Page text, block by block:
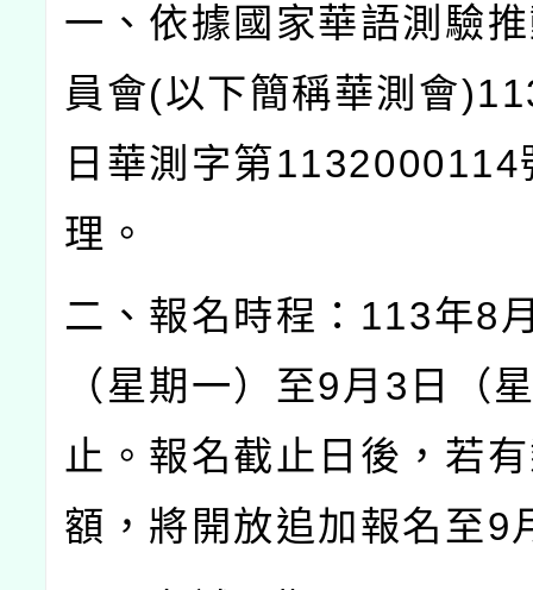
一、依據國家華語測驗
員會(以下簡稱華測會
日華測字第1132000114
理。
二、報名時程： 113年8
（星期一）至9月 3 日（
止。報名截止日後，若
額，將開放追加報名至9